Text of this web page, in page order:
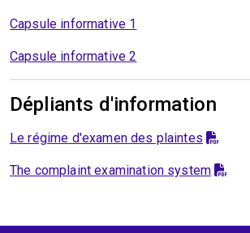
Capsule informative 1
Capsule informative 2
Dépliants d'information
Le régime d'examen des plaintes
The complaint examination system